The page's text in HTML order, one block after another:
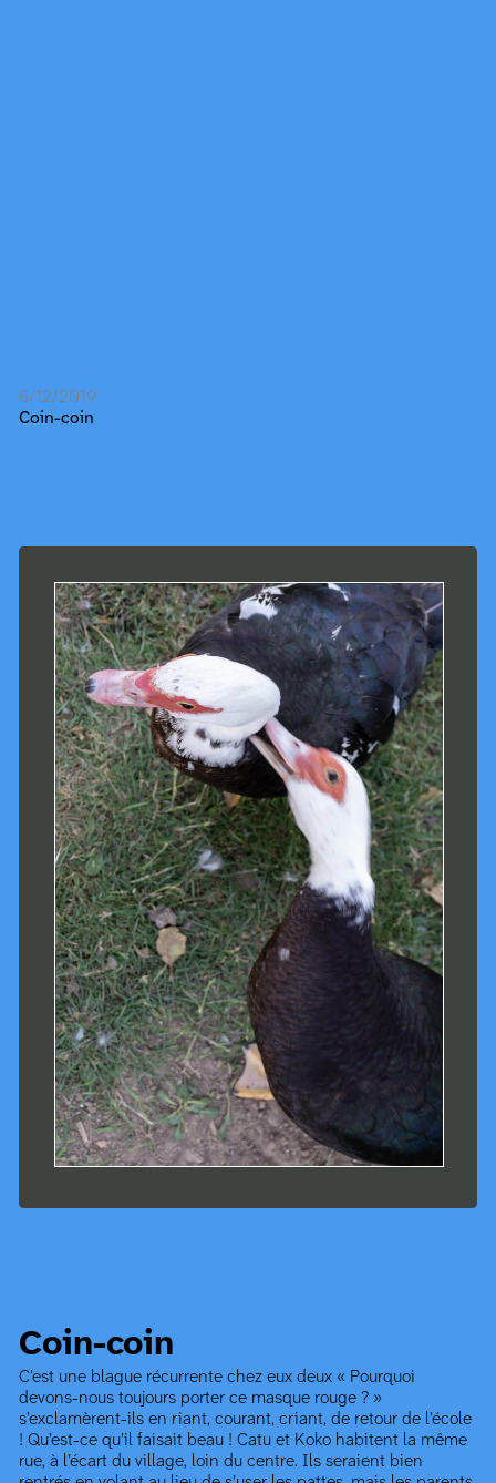
6/12/2019
Coin-coin
Coin-coin
C’est une blague récurrente chez eux deux « Pourquoi
devons-nous toujours porter ce masque rouge ? »
s’exclamèrent-ils en riant, courant, criant, de retour de l’école
! Qu’est-ce qu’il faisait beau ! Catu et Koko habitent la même
rue, à l’écart du village, loin du centre. Ils seraient bien